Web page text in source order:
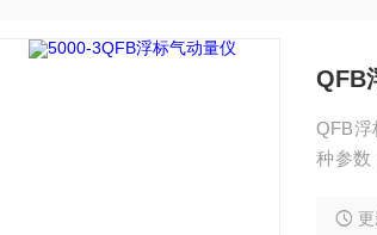
QFB
QFB浮
种参数
查和